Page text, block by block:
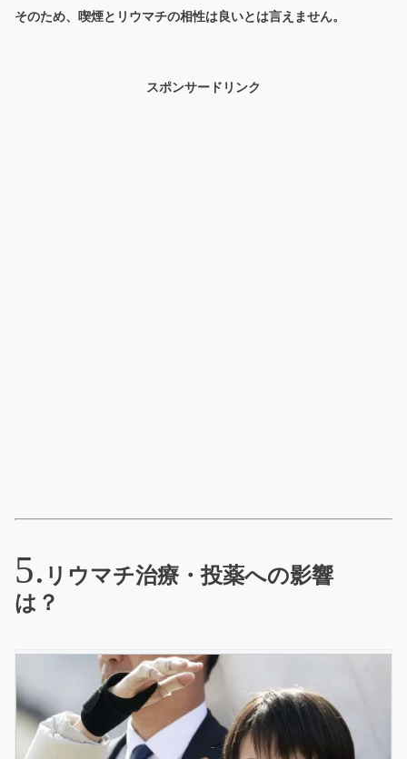
そのため、喫煙とリウマチの相性は良いとは言えません。
スポンサードリンク
リウマチ治療・投薬への影響
は？